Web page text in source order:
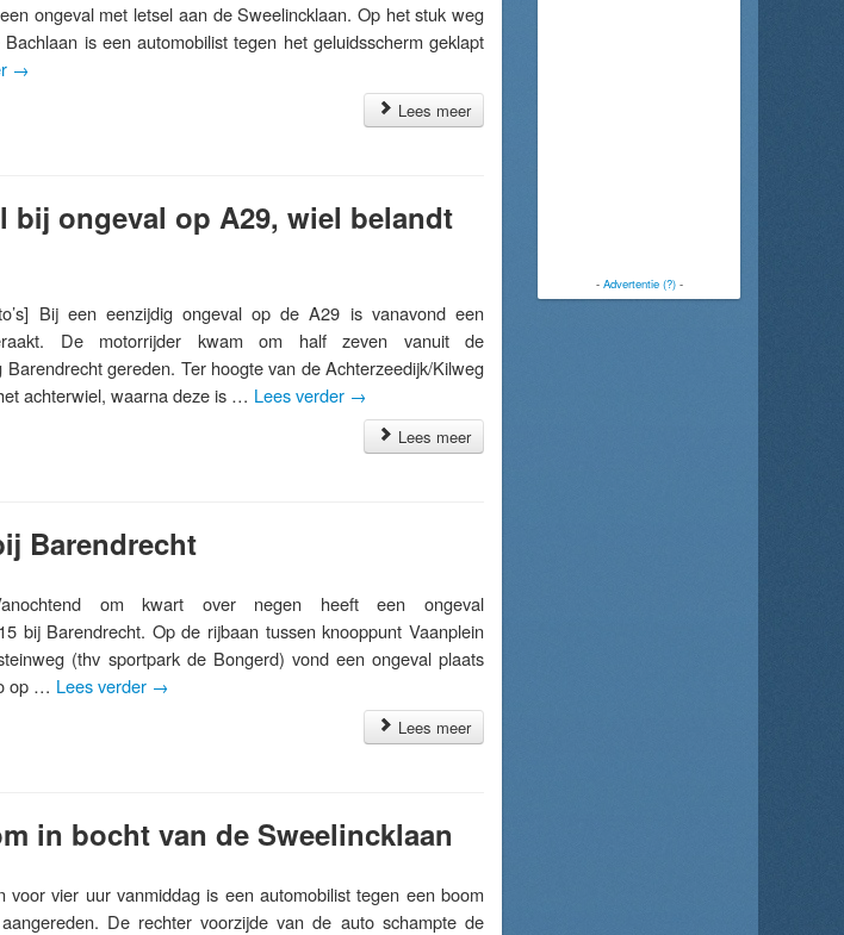
ongeval met letsel aan de Sweelincklaan. Op het stuk weg
is een automobilist tegen het geluidsscherm geklapt
→
Lees meer
ongeval op A29, wiel belandt
Bij een eenzijdig ongeval op de A29 is vanavond een
De motorrijder kwam om half zeven vanuit de
Barendrecht gereden. Ter hoogte van de Achterzeedijk/Kilweg
achterwiel, waarna deze is … Lees verder →
Lees meer
Barendrecht
om kwart over negen heeft een ongeval
bij Barendrecht. Op de rijbaan tussen knooppunt Vaanplein
(thv sportpark de Bongerd) vond een ongeval plaats
op … Lees verder →
Lees meer
in bocht van de Sweelincklaan
vier uur vanmiddag is een automobilist tegen een boom
De rechter voorzijde van de auto schampte de
- Advertentie (?)-